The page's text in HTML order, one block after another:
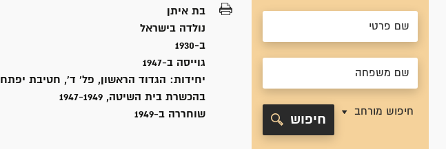
חיפוש מורחב
חיפוש
בת איתן
נולדה בישראל
ב-1930
גוייסה ב-1947
יחידות: הגדוד הראשון, פל' ד', חטיבת יפתח
בהכשרת בית השיטה, 1947-1949
שוחררה ב-1949